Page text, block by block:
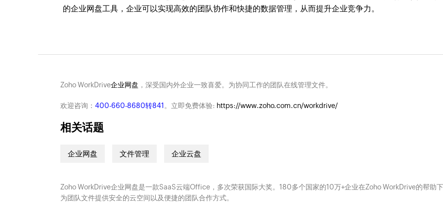
的企业网盘工具，企业可以实现高效的团队协作和快捷的数据管理，从而提升企业竞争力。
Zoho WorkDrive企业网盘 ，深受国内外企业一致喜爱。为协同工作的团队在线管理文件。
欢迎咨询： 400-660-8680转841 。立即免费体验: https://www.zoho.com.cn/workdrive/
相关话题
企业网盘 文件管理 企业云盘
Zoho WorkDrive企业网盘是一款SaaS云端Office，多次荣获国际大奖。180多个国家的10万+企业在Zoho WorkDrive的帮助
为团队文件提供安全的云空间以及便捷的团队合作方式。